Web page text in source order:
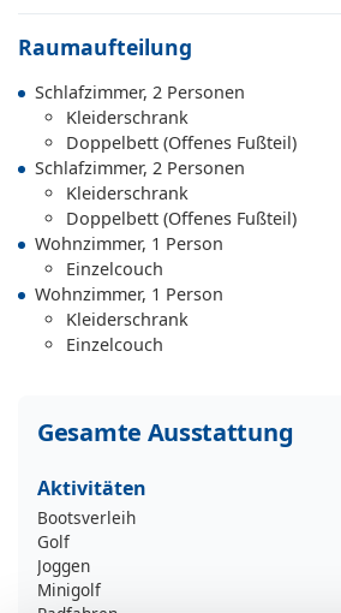
Raumaufteilung
Schlafzimmer, 2 Personen
Kleiderschrank
Doppelbett (Offenes Fußteil)
Schlafzimmer, 2 Personen
Kleiderschrank
Doppelbett (Offenes Fußteil)
Wohnzimmer, 1 Person
Einzelcouch
Wohnzimmer, 1 Person
Kleiderschrank
Einzelcouch
Gesamte Ausstattung
Aktivitäten
Bootsverleih
Golf
Joggen
Minigolf